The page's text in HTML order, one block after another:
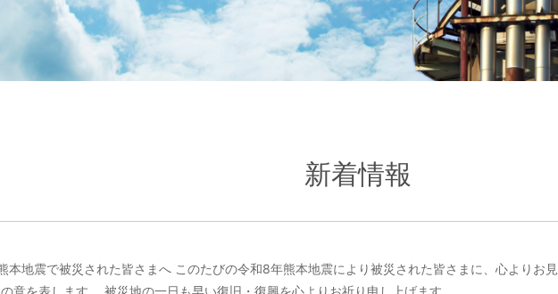
新着情報
本地震で被災された皆さまへ このたびの令和8年熊本地震により被災された皆さまに、心よりお
意を表します。 被災地の一日も早い復旧・復興を心よりお祈り申し上げます。